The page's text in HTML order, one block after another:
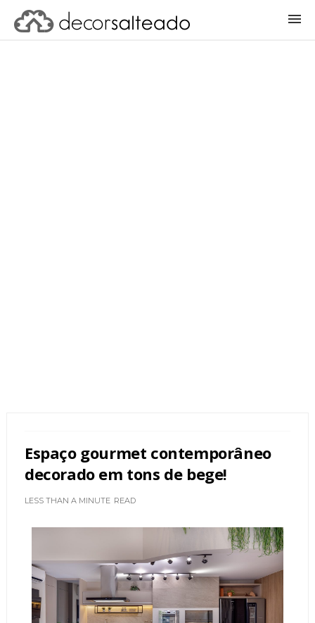
Espaço gourmet contemporâneo
decorado em tons de bege!
LESS THAN A MINUTE READ